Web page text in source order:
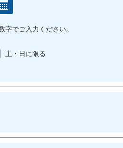
でご入力ください。
土・日に限る